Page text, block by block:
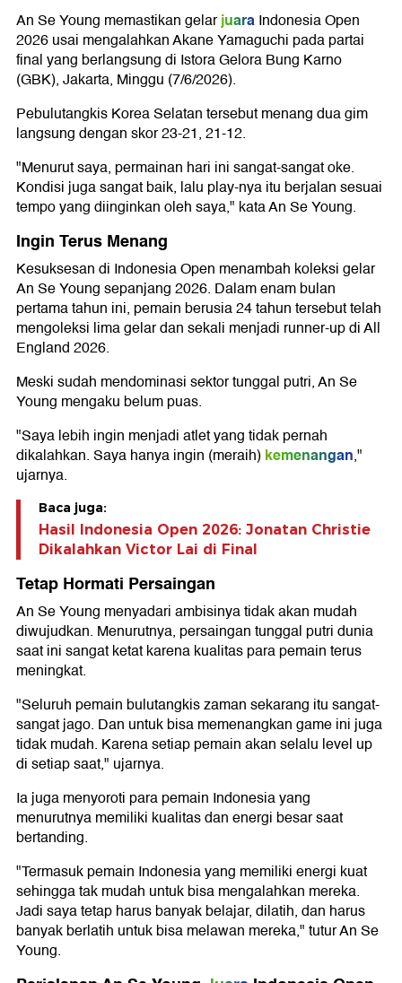
An Se Young memastikan gelarjuaraIndonesia Open
2026 usai mengalahkan Akane Yamaguchi pada partai
final yang berlangsung di Istora Gelora Bung Karno
(GBK), Jakarta, Minggu (7/6/2026).
Pebulutangkis Korea Selatan tersebut menang dua gim
langsung dengan skor 23-21, 21-12.
"Menurut saya, permainan hari ini sangat-sangat oke.
Kondisi juga sangat baik, lalu play-nya itu berjalan sesuai
tempo yang diinginkan oleh saya," kata An Se Young.
Ingin Terus Menang
Kesuksesan di Indonesia Open menambah koleksi gelar
An Se Young sepanjang 2026. Dalam enam bulan
pertama tahun ini, pemain berusia 24 tahun tersebut telah
mengoleksi lima gelar dan sekali menjadi runner-up di All
England 2026.
Meski sudah mendominasi sektor tunggal putri, An Se
Young mengaku belum puas.
"Saya lebih ingin menjadi atlet yang tidak pernah
dikalahkan. Saya hanya ingin (meraih)kemenangan,"
ujarnya.
Baca juga:
Hasil Indonesia Open 2026: Jonatan Christie
Dikalahkan Victor Lai di Final
Tetap Hormati Persaingan
An Se Young menyadari ambisinya tidak akan mudah
diwujudkan. Menurutnya, persaingan tunggal putri dunia
saat ini sangat ketat karena kualitas para pemain terus
meningkat.
"Seluruh pemain bulutangkis zaman sekarang itu sangat-
sangat jago. Dan untuk bisa memenangkan game ini juga
tidak mudah. Karena setiap pemain akan selalu level up
di setiap saat," ujarnya.
Ia juga menyoroti para pemain Indonesia yang
menurutnya memiliki kualitas dan energi besar saat
bertanding.
"Termasuk pemain Indonesia yang memiliki energi kuat
sehingga tak mudah untuk bisa mengalahkan mereka.
Jadi saya tetap harus banyak belajar, dilatih, dan harus
banyak berlatih untuk bisa melawan mereka," tutur An Se
Young.